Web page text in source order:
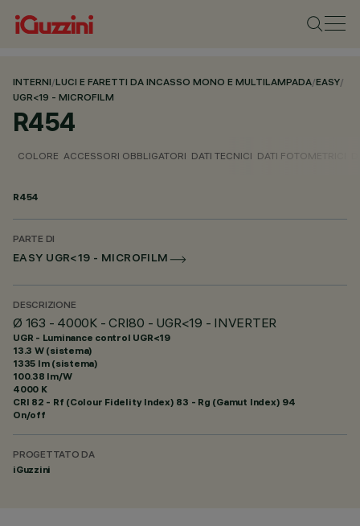
INTERNI/LUCI E FARETTI DA INCASSO MONO E MULTILAMPADA/EASY/
UGR<19 - MICROFILM
R454
COLORE ACCESSORI OBBLIGATORI DATI TECNICI DATI FOTOMETRICI
R454
PARTE DI
EASY UGR<19 - MICROFILM
DESCRIZIONE
Ø 163 - 4000K - CRI80 - UGR<19 - INVERTER
UGR - Luminance control UGR<19
13.3 W (sistema)
1335 lm (sistema)
100.38 lm/W
4000 K
CRI 82 - Rf (Colour Fidelity Index) 83 - Rg (Gamut Index) 94
On/off
PROGETTATO DA
iGuzzini